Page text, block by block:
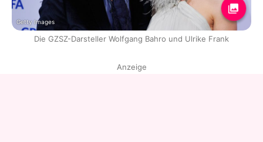
Getty Images
Die GZSZ-Darsteller Wolfgang Bahro und Ulrike Frank
Anzeige